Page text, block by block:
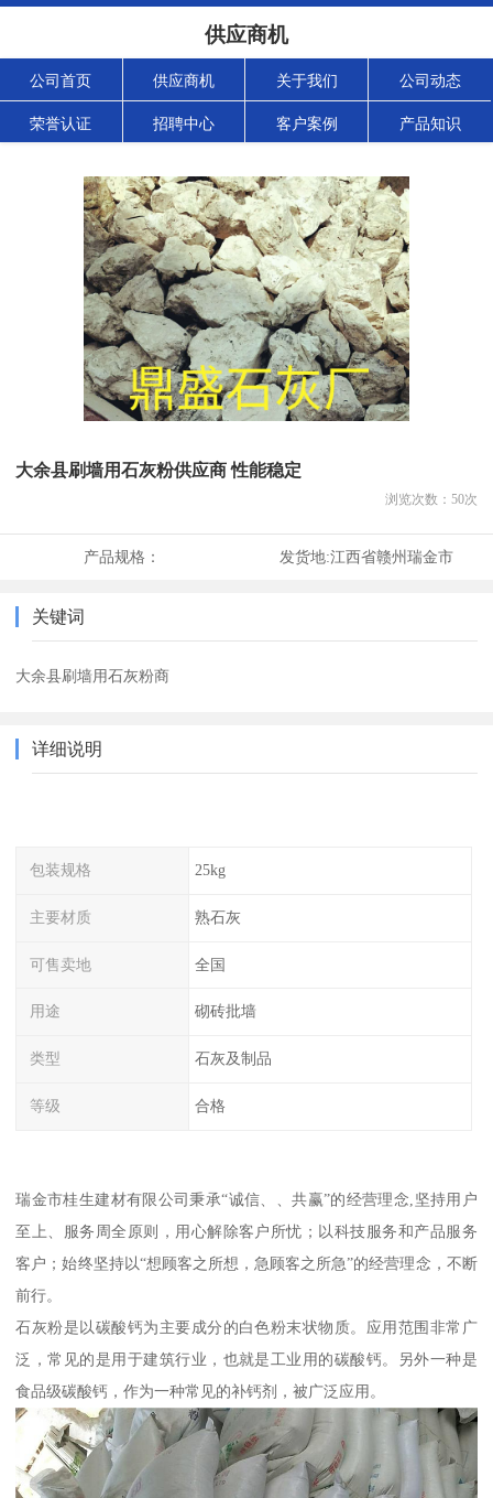
供应商机
公司首页 供应商机 关于我们 公司动态
荣誉认证 招聘中心 客户案例 产品知识
大余县刷墙用石灰粉供应商 性能稳定
浏览次数： 50次
产品规格： 发货地:江西省赣州瑞金市
关键词
大余县刷墙用石灰粉商
详细说明
包装规格 25kg
主要材质 熟石灰
可售卖地 全国
用途 砌砖批墙
类型 石灰及制品
等级 合格
瑞金市桂生建材有限公司秉承“诚信、、共赢”的经营理念,坚持用户
至上、服务周全原则，用心解除客户所忧；以科技服务和产品服务
客户；始终坚持以“想顾客之所想，急顾客之所急”的经营理念，不断
前行。
石灰粉是以碳酸钙为主要成分的白色粉末状物质。应用范围非常广
泛，常见的是用于建筑行业，也就是工业用的碳酸钙。另外一种是
食品级碳酸钙，作为一种常见的补钙剂，被广泛应用。